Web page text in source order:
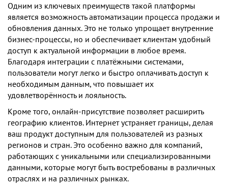
Одним из ключевых преимуществ такой платформы
является возможность автоматизации процесса продажи и
обновления данных. Это не только упрощает внутренние
бизнес-процессы, но и обеспечивает клиентам удобный
доступ к актуальной информации в любое время.
Благодаря интеграции с платёжными системами,
пользователи могут легко и быстро оплачивать доступ к
необходимым данным, что повышает их
удовлетворённость и лояльность.
Кроме того, онлайн-присутствие позволяет расширить
географию клиентов. Интернет устраняет границы, делая
ваш продукт доступным для пользователей из разных
регионов и стран. Это особенно важно для компаний,
работающих с уникальными или специализированными
данными, которые могут быть востребованы в различных
отраслях и на различных рынках.